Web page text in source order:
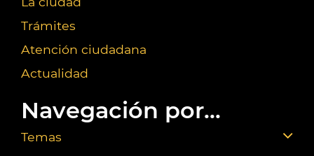
Trámites
Atención ciudadana
Actualidad
Navegación por...
Temas